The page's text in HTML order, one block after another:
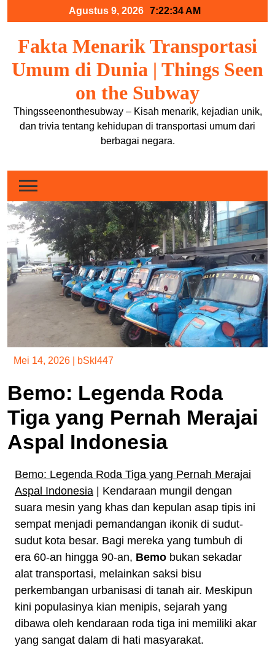
Agustus 9, 2026 7:22:34 AM
Fakta Menarik Transportasi
Umum di Dunia | Things Seen
on the Subway
Thingsseenonthesubway – Kisah menarik, kejadian unik,
dan trivia tentang kehidupan di transportasi umum dari
berbagai negara.
Mei 14, 2026 bSkl447
Bemo: Legenda Roda
Tiga yang Pernah Merajai
Aspal Indonesia
Bemo: Legenda Roda Tiga yang Pernah Merajai
Aspal Indonesia | Kendaraan mungil dengan
suara mesin yang khas dan kepulan asap tipis ini
sempat menjadi pemandangan ikonik di sudut-
sudut kota besar. Bagi mereka yang tumbuh di
era 60-an hingga 90-an, Bemo bukan sekadar
alat transportasi, melainkan saksi bisu
perkembangan urbanisasi di tanah air. Meskipun
kini populasinya kian menipis, sejarah yang
dibawa oleh kendaraan roda tiga ini memiliki akar
yang sangat dalam di hati masyarakat.